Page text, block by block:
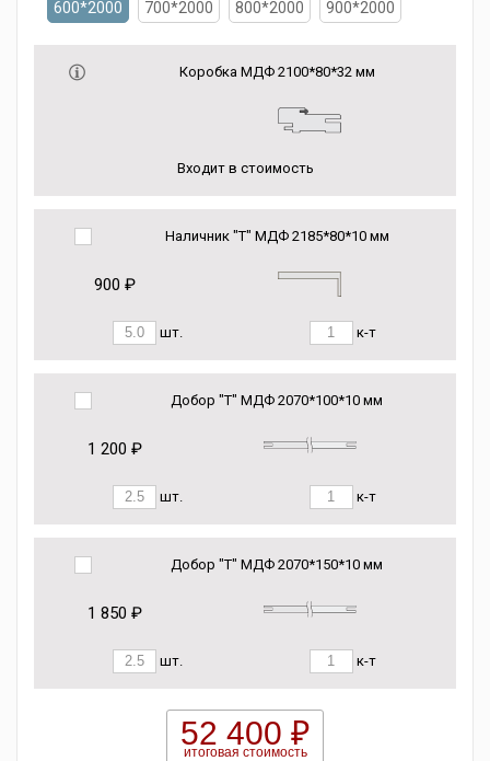
600*2000 700*2000 800*2000 900*2000
Коробка МДФ 2100*80*32 мм
Входит в стоимость
Наличник "Т" МДФ 2185*80*10 мм
900 ₽
шт. к-т
Добор "Т" МДФ 2070*100*10 мм
1 200 ₽
шт. к-т
Добор "Т" МДФ 2070*150*10 мм
1 850 ₽
шт. к-т
52 400 ₽
итоговая стоимость